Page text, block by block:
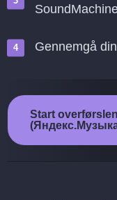
Gennemgå
Start